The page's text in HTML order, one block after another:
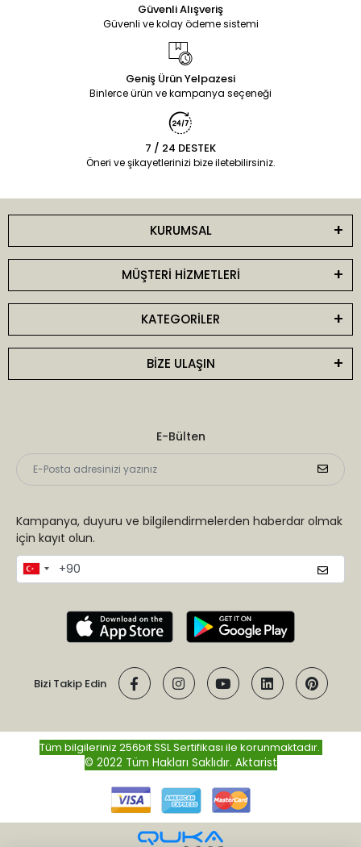
Güvenli Alışveriş
Güvenli ve kolay ödeme sistemi
Geniş Ürün Yelpazesi
Binlerce ürün ve kampanya seçeneği
7 / 24 DESTEK
Öneri ve şikayetlerinizi bize iletebilirsiniz.
KURUMSAL
MÜŞTERİ HİZMETLERİ
KATEGORİLER
BİZE ULAŞIN
E-Bülten
Kampanya, duyuru ve bilgilendirmelerden haberdar olmak
için kayıt olun.
Bizi Takip Edin
Tüm bilgileriniz 256bit SSL Sertifikası ile korunmaktadır.
© 2022 Tüm Hakları Saklıdır. Aktarist